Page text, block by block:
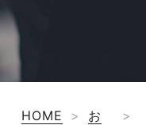
HOME >
お
>